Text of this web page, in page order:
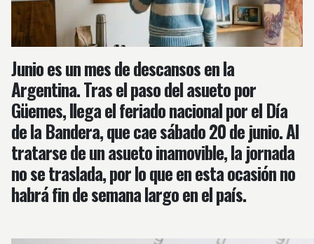
Junio es un mes de descansos en la
Argentina. Tras el paso del asueto por
Güemes, llega el feriado nacional por el Día
de la Bandera, que cae sábado 20 de junio. Al
tratarse de un asueto inamovible, la jornada
no se traslada, por lo que en esta ocasión no
habrá fin de semana largo en el país.